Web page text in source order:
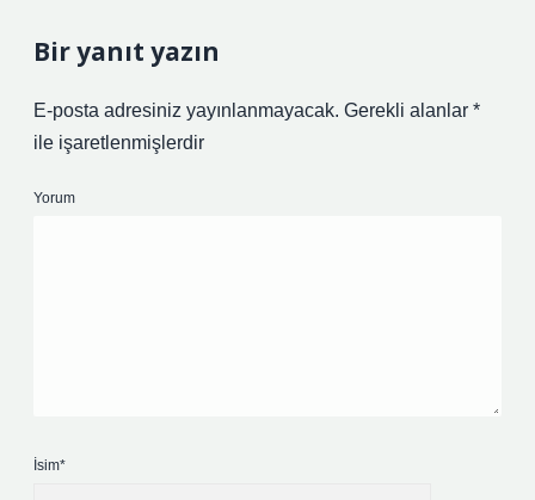
Bir yanıt yazın
E-posta adresiniz yayınlanmayacak. Gerekli alanlar *
ile işaretlenmişlerdir
Yorum
İsim*